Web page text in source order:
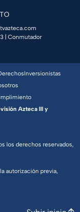
| Conmutador
los derechos reservados,
autorización previa,
Inversionistas
Azteca III y